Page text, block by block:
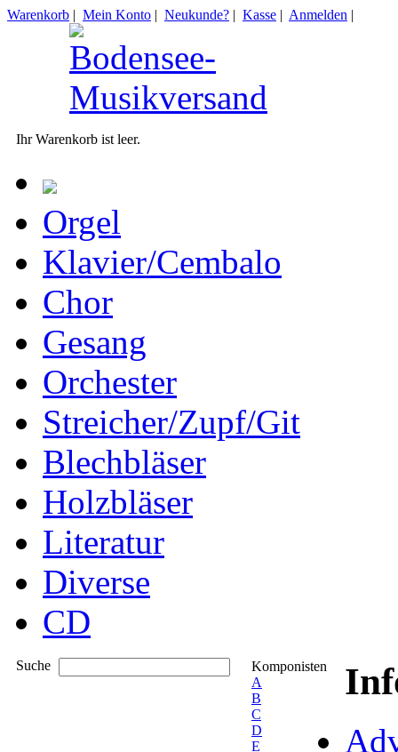
Warenkorb | Mein Konto | Neukunde? | Kasse | Anmelden |
Ihr Warenkorb ist leer.
Orgel
Klavier/Cembalo
Chor
Gesang
Orchester
Streicher/Zupf/Git
Blechbläser
Holzbläser
Literatur
Diverse
CD
Suche
Komponisten
A
B
C
D
E